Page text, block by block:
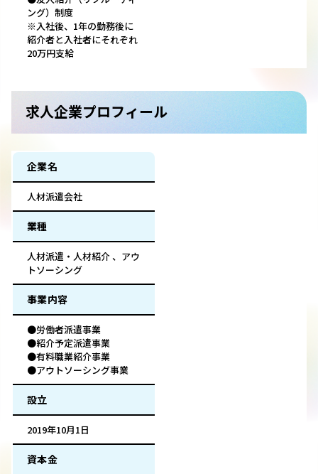
ング）制度
※入社後、1年の勤務後に
紹介者と入社者にそれぞれ
20万円支給
求人企業プロフィール
企業名
人材派遣会社
業種
人材派遣・人材紹介 、アウ
トソーシング
事業内容
●労働者派遣事業
●紹介予定派遣事業
●有料職業紹介事業
●アウトソーシング事業
設立
2019年10月1日
資本金